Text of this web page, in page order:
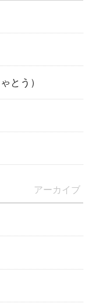
とう）
アーカイブ